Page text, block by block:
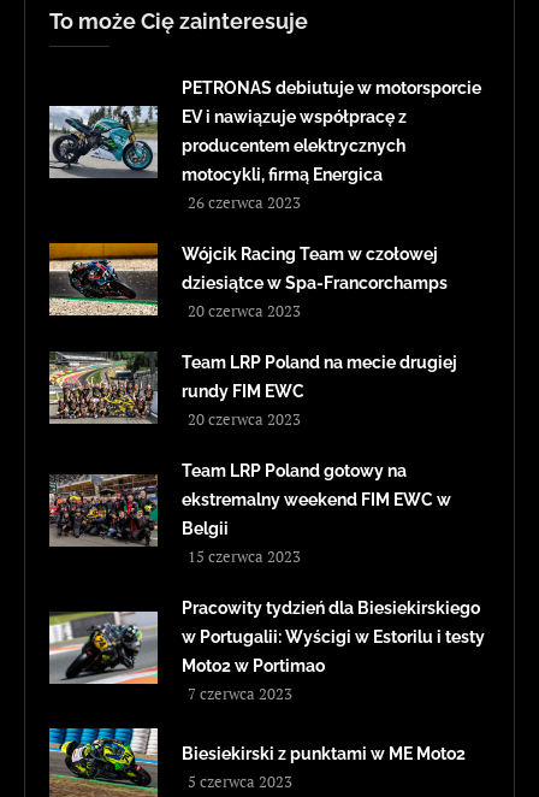
To może Cię zainteresuje
PETRONAS debiutuje w motorsporcie
EV i nawiązuje współpracę z
producentem elektrycznych
motocykli, firmą Energica
26 czerwca 2023
Wójcik Racing Team w czołowej
dziesiątce w Spa-Francorchamps
20 czerwca 2023
Team LRP Poland na mecie drugiej
rundy FIM EWC
20 czerwca 2023
Team LRP Poland gotowy na
ekstremalny weekend FIM EWC w
Belgii
15 czerwca 2023
Pracowity tydzień dla Biesiekirskiego
w Portugalii: Wyścigi w Estorilu i testy
Moto2 w Portimao
7 czerwca 2023
Biesiekirski z punktami w ME Moto2
5 czerwca 2023